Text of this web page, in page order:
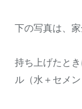
下の写真は、家
持ち上げたと
ル（水＋セメ